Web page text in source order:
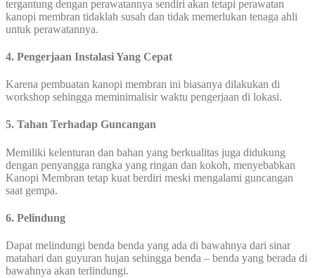
tergantung dengan perawatannya sendiri akan tetapi perawatan
kanopi membran tidaklah susah dan tidak memerlukan tenaga ahli
untuk perawatannya.
4. Pengerjaan Instalasi Yang Cepat
Karena pembuatan kanopi membran ini biasanya dilakukan di
workshop sehingga meminimalisir waktu pengerjaan di lokasi.
5. Tahan Terhadap Guncangan
Memiliki kelenturan dan bahan yang berkualitas juga didukung
dengan penyangga rangka yang ringan dan kokoh, menyebabkan
Kanopi Membran tetap kuat berdiri meski mengalami guncangan
saat gempa.
6. Pelindung
Dapat melindungi benda benda yang ada di bawahnya dari sinar
matahari dan guyuran hujan sehingga benda – benda yang berada di
bawahnya akan terlindungi.